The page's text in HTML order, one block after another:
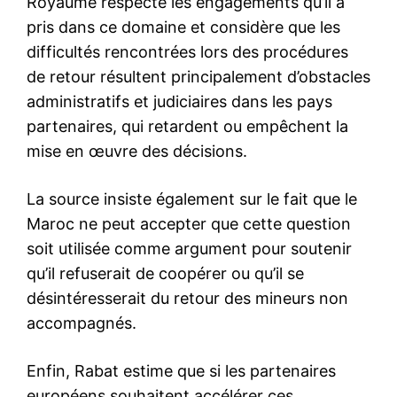
S'ABONNER MAINTENANT
Insight Publications
Nous contacter
Formules d’abonnement